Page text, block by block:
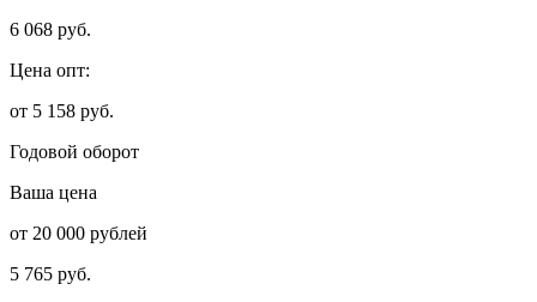
6 068 руб.
Цена опт:
от 5 158 руб.
Годовой оборот
Ваша цена
от 20 000 рублей
5 765 руб.